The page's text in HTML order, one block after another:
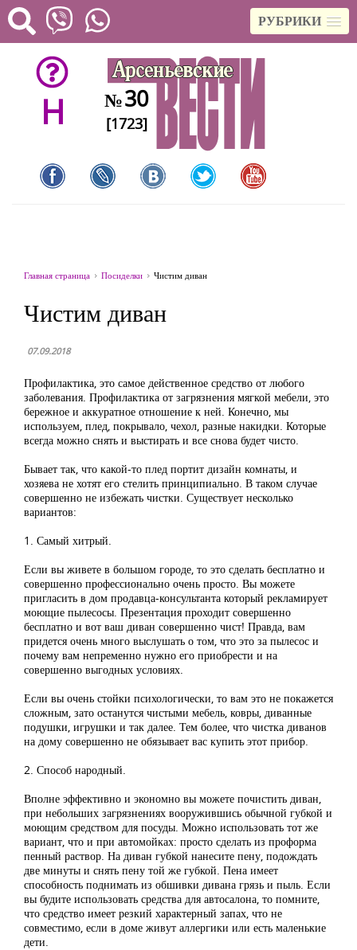
РУБРИКИ
H №30
[1723]
Главная страница Посиделки Чистим диван
Чистим диван
07.09.2018
Профилактика, это самое действенное средство от любого
заболевания. Профилактика от загрязнения мягкой мебели, это
бережное и аккуратное отношение к ней. Конечно, мы
используем, плед, покрывало, чехол, разные накидки. Которые
всегда можно снять и выстирать и все снова будет чисто.
Бывает так, что какой-то плед портит дизайн комнаты, и
хозяева не хотят его стелить принципиально. В таком случае
совершенно не избежать чистки. Существует несколько
вариантов:
1. Самый хитрый.
Если вы живете в большом городе, то это сделать бесплатно и
совершенно профессионально очень просто. Вы можете
пригласить в дом продавца-консультанта который рекламирует
моющие пылесосы. Презентация проходит совершенно
бесплатно и вот ваш диван совершенно чист! Правда, вам
придется очень много выслушать о том, что это за пылесос и
почему вам непременно нужно его приобрести и на
совершенно выгодных условиях.
Если вы очень стойки психологически, то вам это не покажется
сложным, зато останутся чистыми мебель, ковры, диванные
подушки, игрушки и так далее. Тем более, что чистка диванов
на дому совершенно не обязывает вас купить этот прибор.
2. Способ народный.
Вполне эффективно и экономно вы можете почистить диван,
при небольших загрязнениях вооружившись обычной губкой и
моющим средством для посуды. Можно использовать тот же
вариант, что и при автомойках: просто сделать из проформа
пенный раствор. На диван губкой нанесите пену, подождать
две минуты и снять пену той же губкой. Пена имеет
способность поднимать из обшивки дивана грязь и пыль. Если
вы будите использовать средства для автосалона, то помните,
что средство имеет резкий характерный запах, что не
совместимо, если в доме живут аллергики или есть маленькие
дети.